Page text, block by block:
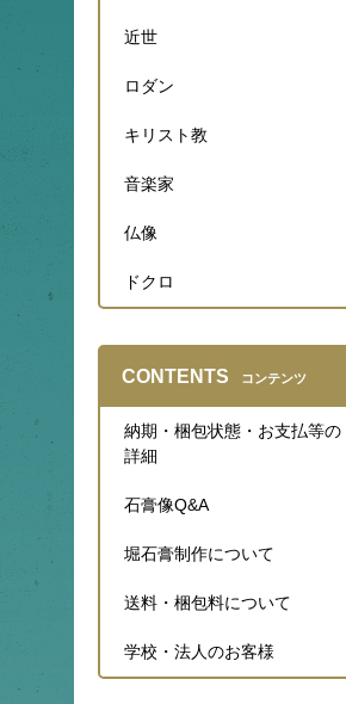
近世
ロダン
キリスト教
音楽家
仏像
ドクロ
CONTENTS コンテンツ
納期・梱包状態・お支払等の
詳細
石膏像Q&A
堀石膏制作について
送料・梱包料について
学校・法人のお客様